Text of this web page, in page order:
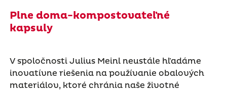
Plne doma-kompostovateľné
kapsuly
V spoločnosti Julius Meinl neustále hľadáme
inovatívne riešenia na používanie obalových
materiálov, ktoré chránia naše životné